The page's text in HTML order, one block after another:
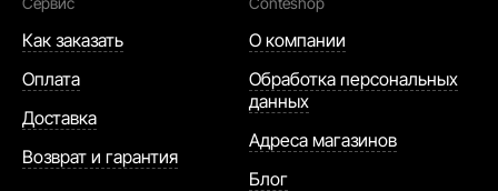
Как заказать
Оплата
Доставка
Возврат и гарантия
О компании
Обработка персональных
данных
Адреса магазинов
Блог